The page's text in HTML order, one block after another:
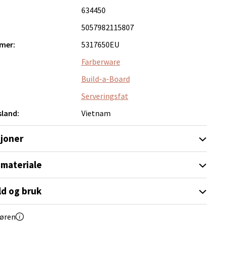
634450
5057982115807
5317650EU
Farberware
Build-a-Board
Serveringsfat
Vietnam
og bruk
Vel
Velg